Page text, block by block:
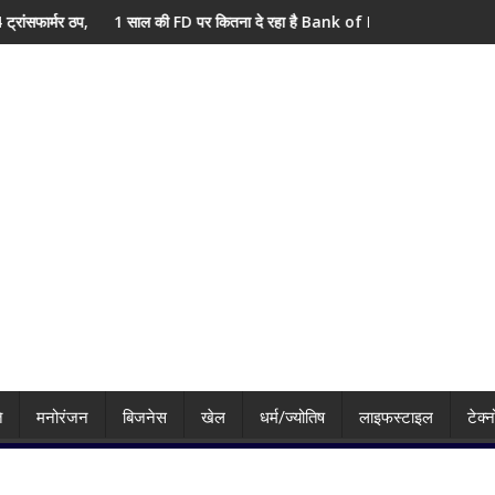
लिए हाई अलर्ट
FD पर कितना दे रहा है Bank of Baroda? सीनियर सिटीजन को मिल रहा ज्यादा
Trump के बयान से
मनोरंजन बिजनेस खेल धर्म/ज्योतिष लाइफस्टाइल